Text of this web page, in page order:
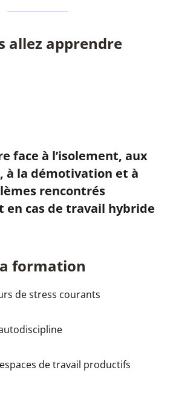
allez apprendre
face à l’isolement, aux
la démotivation et à
rencontrés
cas de travail hybride
formation
de stress courants
de travail productifs